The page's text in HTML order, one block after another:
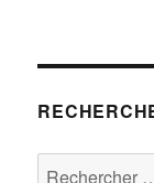
Rechercher :